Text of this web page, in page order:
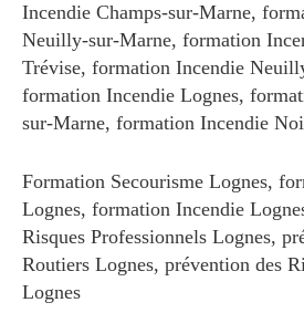
Incendie Champs-sur-Marne,
Neuilly-sur-Marne, formation
Trévise, formation Incendie
formation Incendie Lognes,
sur-Marne, formation Incendie
Formation Secourisme Lognes,
Lognes, formation Incendie
Risques Professionnels Lognes,
Routiers Lognes, prévention des
Lognes